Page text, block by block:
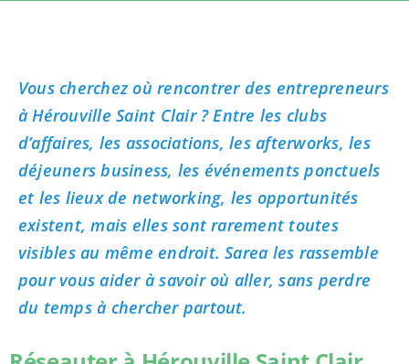
Vous cherchez où rencontrer des entrepreneurs
à Hérouville Saint Clair ? Entre les clubs
d’affaires, les associations, les afterworks, les
déjeuners business, les événements ponctuels
et les lieux de networking, les opportunités
existent, mais elles sont rarement toutes
visibles au même endroit. Sarea les rassemble
pour vous aider à savoir où aller, sans perdre
du temps à chercher partout.